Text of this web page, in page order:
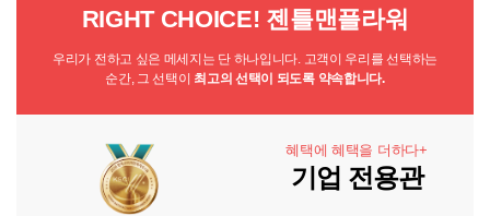
RIGHT CHOICE! 젠틀맨플라워
우리가 전하고 싶은 메세지는 단 하나입니다. 고객이 우리를 선택하는
순간, 그 선택이 최고의 선택이 되도록 약속합니다.
혜택에 혜택을 더하다+
기업 전용관